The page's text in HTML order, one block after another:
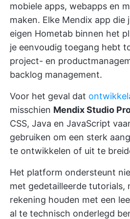
mobiele apps, webapps en
maken. Elke Mendix app die
eigen Hometab binnen het
je eenvoudig toegang hebt
project- en
backlog management.
Voor het geval dat
misschien Mendix Studio
CSS, Java en JavaScript
gebruiken om een sterk
te ontwikkelen of uit te
Het platform ondersteunt
met gedetailleerde tutorials,
rekening houden met een
al te technisch onderlegd